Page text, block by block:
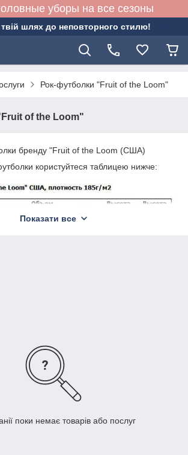
уборы на все сезоны
шлях до неповторного стилю!
Рок-футболки "Fruit of the Loom"
of the Loom"
бренду "Fruit of the Loom (США)
користуйтеся таблицею нижче:
Показати все
поки немає товарів або послуг